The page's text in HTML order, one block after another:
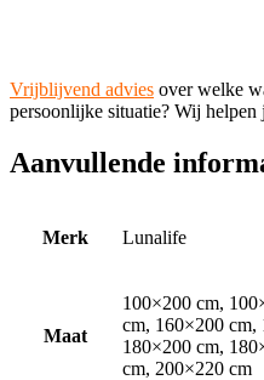
Vrijblijvend advies over welke
persoonlijke situatie? Wij helpen
Aanvullende
Merk Lunalife
Maat
100×200 cm,
cm, 160×200 cm,
180×200 cm,
cm, 200×220 cm